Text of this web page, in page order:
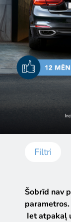
Filtri
Šobrīd nav
parametros.
Iet atpakaļ